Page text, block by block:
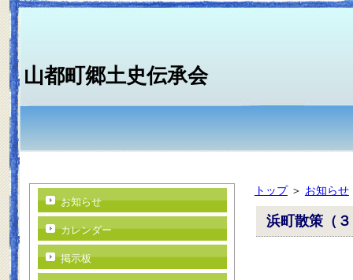
山都町郷土史伝承会
トップ＞ お知らせ
浜町散策（
お知らせ
カレンダー
掲示板